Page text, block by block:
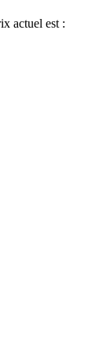
actuel est :